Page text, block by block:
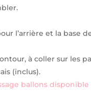
l’arrière et la base
à coller sur les
(inclus).
ballons disponible